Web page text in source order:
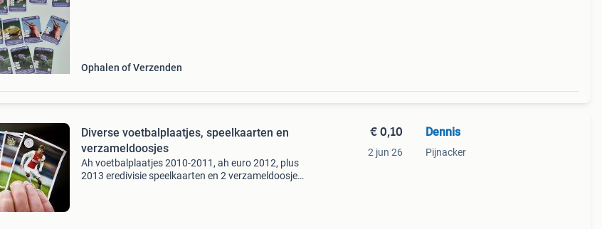
Ophalen of Verzenden
Diverse voetbalplaatjes, speelkaarten en
verzameldoosjes
Ah voetbalplaatjes 2010-2011, ah euro 2012, plus
2013 eredivisie speelkaarten en 2 verzameldoosjes,
€ 0,10
2 jun 26
Dennis
Pijnacker